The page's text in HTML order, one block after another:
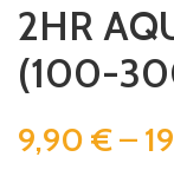
2HR
(100-
9,90 €–